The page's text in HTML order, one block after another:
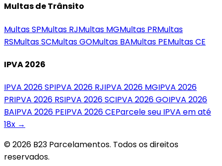
Multas de Trânsito
MultasSPMultas RJMultas MGMultas PRMultas
RSMultasSCMultasGOMultas BAMultas PEMultasCE
IPVA 2026
IPVA 2026SPIPVA 2026 RJIPVA 2026 MGIPVA 2026
PRIPVA 2026 RSIPVA 2026SCIPVA 2026GOIPVA 2026
BAIPVA 2026 PEIPVA 2026CEParcele seu IPVA em até
18x →
© 2026 B23 Parcelamentos. Todos os direitos
reservados.